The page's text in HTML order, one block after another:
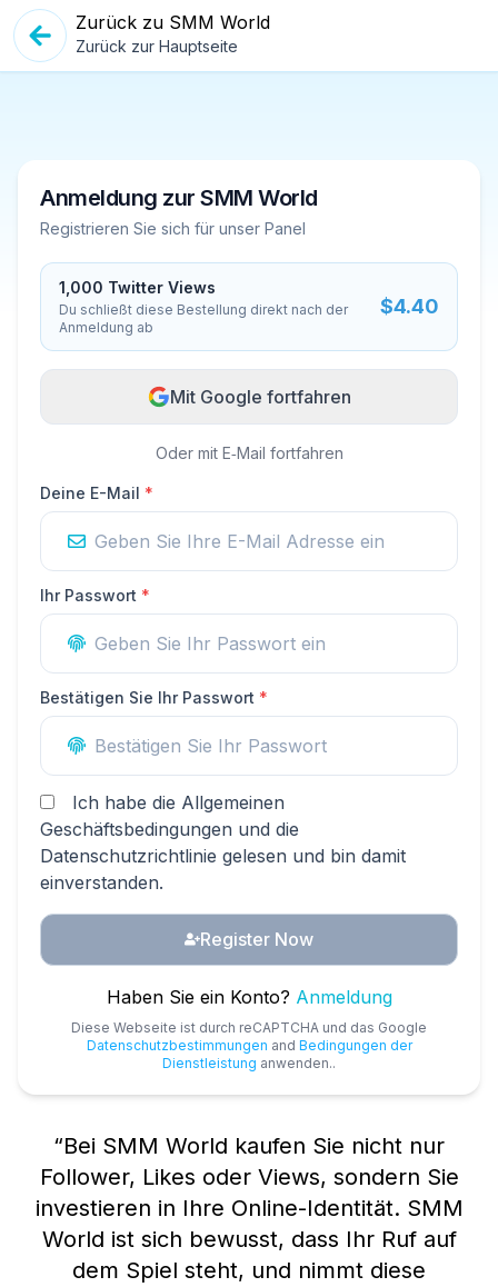
Zurück zu SMM World
Zurück zur Hauptseite
Anmeldung zur SMM World
Registrieren Sie sich für unser Panel
1,000 Twitter Views
Du schließt diese Bestellung direkt nach der
Anmeldung ab
$4.40
Mit Google fortfahren
Oder mit E‑Mail fortfahren
Deine E-Mail *
Ihr Passwort *
Bestätigen Sie Ihr Passwort *
Ich habe die Allgemeinen
Geschäftsbedingungen und die
Datenschutzrichtlinie gelesen und bin damit
einverstanden.
Register Now
Haben Sie ein Konto? Anmeldung
Diese Webseite ist durch reCAPTCHA und das Google
Datenschutzbestimmungen and Bedingungen der
Dienstleistung anwenden..
“Bei SMM World kaufen Sie nicht nur
Follower, Likes oder Views, sondern Sie
investieren in Ihre Online-Identität. SMM
World ist sich bewusst, dass Ihr Ruf auf
dem Spiel steht, und nimmt diese